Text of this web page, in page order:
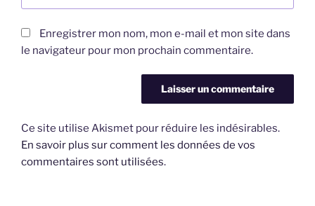
Enregistrer mon nom, mon e-mail et mon site dans
le navigateur pour mon prochain commentaire.
Ce site utilise Akismet pour réduire les indésirables.
En savoir plus sur comment les données de vos
commentaires sont utilisées.